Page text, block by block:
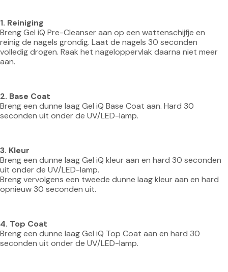
1. Reiniging
Breng Gel iQ Pre-Cleanser aan op een wattenschijfje en
reinig de nagels grondig. Laat de nagels 30 seconden
volledig drogen. Raak het nageloppervlak daarna niet meer
aan.
2. Base Coat
Breng een dunne laag Gel iQ Base Coat aan. Hard 30
seconden uit onder de UV/LED-lamp.
3. Kleur
Breng een dunne laag Gel iQ kleur aan en hard 30 seconden
uit onder de UV/LED-lamp.
Breng vervolgens een tweede dunne laag kleur aan en hard
opnieuw 30 seconden uit.
4. Top Coat
Breng een dunne laag Gel iQ Top Coat aan en hard 30
seconden uit onder de UV/LED-lamp.